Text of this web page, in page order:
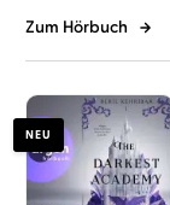
Zum Hörbuch
NEU